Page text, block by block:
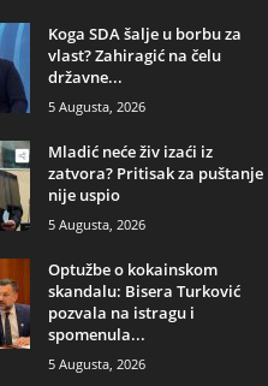
​Koga SDA šalje u borbu za
vlast? Zahiragić na čelu
državne...
5 Augusta, 2026
​Mladić neće živ izaći iz
zatvora? Pritisak za puštanje
nije uspio
5 Augusta, 2026
​Optužbe o kokainskom
skandalu: Bisera Turković
pozvala na istragu i
spomenula...
5 Augusta, 2026